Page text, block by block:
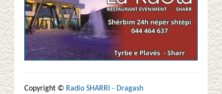
Copyright © Radio SHARRI - Dragash